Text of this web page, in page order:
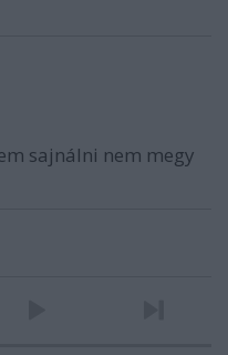
sajnálni nem megy